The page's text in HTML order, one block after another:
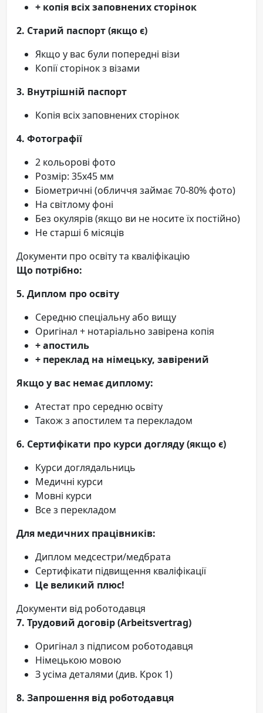
+ копія всіх заповнених сторінок
2. Старий паспорт (якщо є)
Якщо у вас були попередні візи
Копії сторінок з візами
3. Внутрішній паспорт
Копія всіх заповнених сторінок
4. Фотографії
2 кольорові фото
Розмір: 35х45 мм
Біометричні (обличчя займає 70-80% фото)
На світлому фоні
Без окулярів (якщо ви не носите їх постійно)
Не старші 6 місяців
Документи про освіту та кваліфікацію
Що потрібно:
5. Диплом про освіту
Середню спеціальну або вищу
Оригінал + нотаріально завірена копія
+ апостиль
+ переклад на німецьку, завірений
Якщо у вас немає диплому:
Атестат про середню освіту
Також з апостилем та перекладом
6. Сертифікати про курси догляду (якщо є)
Курси доглядальниць
Медичні курси
Мовні курси
Все з перекладом
Для медичних працівників:
Диплом медсестри/медбрата
Сертифікати підвищення кваліфікації
Це великий плюс!
Документи від роботодавця
7. Трудовий договір (Arbeitsvertrag)
Оригінал з підписом роботодавця
Німецькою мовою
З усіма деталями (див. Крок 1)
8. Запрошення від роботодавця